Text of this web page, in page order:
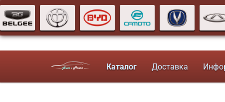
Каталог Доставка